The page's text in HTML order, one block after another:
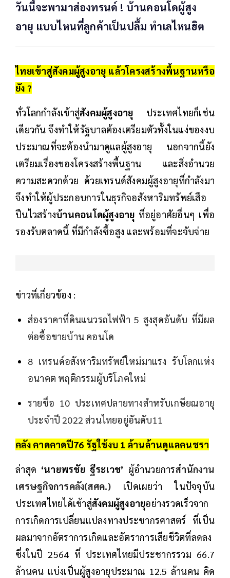
วันนี้จะพามาส่องทรนด์ ! บ้านคอนโดผู้สูง
อายุ แบบไหนที่ลูกค้าเป็นปลื้ม ทำเลไหนฮิต
ไทยเข้าสู่สังคมผู้สูงอายุ แล้วโครงสร้างพื้นฐานหรือ
ยัง ?
ทั่วโลกกำลังเข้าสู่สังคมผู้สูงอายุ ประเทศไทยก็เช่น
เดียวกัน จึงทำให้รัฐบาลต้องเตรียมตัวทั้งในแง่ของงบ
ประมาณที่จะต้องนำมาดูแลผู้สูงอายุ นอกจากนี้ยัง
เตรียมเรื่องของโครงสร้างพื้นฐาน และสิ่งอำนวย
ความสะดวกด้วย ด้วยเทรนด์สังคมผู้สูงอายุที่กำลังมา
จึงทำให้ผู้ประกอบการในธุรกิจอสังหาริมทรัพย์เสือ
ปืนไวสร้างบ้านคอนโดผู้สูงอายุ ที่อยู่อาศัยอื่นๆ เพื่อ
รองรับตลาดนี้ ที่มีกำลังซื้อสูง และพร้อมที่จะจับจ่าย
ข่าวที่เกี่ยวข้อง :
ส่องราคาที่ดินแนวรถไฟฟ้า 5 สูงสุดอันดับ ที่มีผล
ต่อซื้อขายบ้าน คอนโด
8 เทรนด์อสังหาริมทรัพย์ใหม่มาแรง รับโลกแห่ง
อนาคต พฤติกรรมผู้บริโภคใหม่
รายชื่อ 10 ประเทศปลายทางสำหรับเกษียณอายุ
ประจำปี 2022 ส่วนไทยอยู่อันดับ11
คลัง คาดคาดปี76 รัฐใช้งบ 1 ล้านล้านดูแลคนชรา
ล่าสุด ‘นายพรชัย ฐีระเวช’ ผู้อำนวยการสำนักงาน
เศรษฐกิจการคลัง(สศค.)เปิดเผยว่า ในปัจจุบัน
ประเทศไทยได้เข้าสู่สังคมผู้สูงอายุอย่างรวดเร็วจาก
การเกิดการเปลี่ยนแปลงทางประชากรศาสตร์ ที่เป็น
ผลมาจากอัตราการเกิดและอัตราการเสียชีวิตที่ลดลง
ซึ่งในปี 2564 ที่ ประเทศไทยมีประชากรรวม 66.7
ล้านคน แบ่งเป็นผู้สูงอายุประมาณ 12.5 ล้านคน คิด